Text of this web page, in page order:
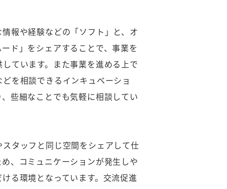
報や経験などの「ソフト」と、オ
ド」をシェアすることで、事業を
ています。また事業を進める上で
を相談できるインキュベーショ
些細なことでも気軽に相談してい
タッフと同じ空間をシェアして仕
、コミュニケーションが発生しや
る環境となっています。交流促進